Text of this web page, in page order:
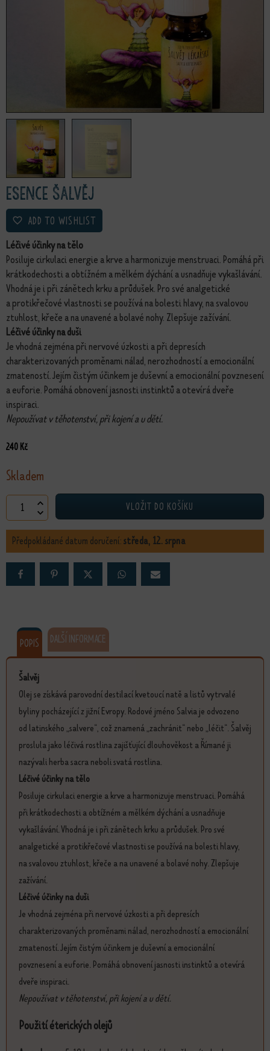
Esence Šalvěj
ADD TO WISHLIST
Léčivé účinky na tělo
Posiluje cirkulaci energie a krve a harmonizuje menstruaci. Pomáhá při
krátkodechosti a obtížném a mělkém dýchání a usnadňuje vykašlávání.
Vhodná je i při zánětech krku a průdušek. Pro své analgetické
a protikřečové vlastnosti se používá na bolesti hlavy, na svalovou
ztuhlost, křeče a na unavené a bolavé nohy. Zlepšuje zažívání.
Léčivé účinky na duši
Je vhodná zejména při nervové úzkosti a při depresích
charakterizovaných proměnami nálad, nerozhodností a emocionální
zmateností. Jejím čistým účinkem je duševní a emocionální povznesení
a euforie. Pomáhá obnovení jasnosti instinktů a otevírá dveře
inspiraci.
Nepoužívat v těhotenství, při kojení a u dětí.
240 Kč
Skladem
Esence Šalvěj množství VLOŽIT DO KOŠÍKU
Předpokládané datum doručení:středa, 12. srpna
POPIS DALŠÍ INFORMACE
Šalvěj
Olej se získává parovodní destilací kvetoucí natě a listů vytrvalé
byliny pocházející z jižní Evropy. Rodové jméno Salvia je odvozeno
od latinského „salvere“, což znamená „zachránit“ nebo „léčit“. Šalvěj
proslula jako léčivá rostlina zajišťující dlouhověkost a Římané ji
nazývali herba sacra neboli svatá rostlina.
Léčivé účinky na tělo
Posiluje cirkulaci energie a krve a harmonizuje menstruaci. Pomáhá
při krátkodechosti a obtížném a mělkém dýchání a usnadňuje
vykašlávání. Vhodná je i při zánětech krku a průdušek. Pro své
analgetické a protikřečové vlastnosti se používá na bolesti hlavy,
na svalovou ztuhlost, křeče a na unavené a bolavé nohy. Zlepšuje
zažívání.
Léčivé účinky na duši
Je vhodná zejména při nervové úzkosti a při depresích
charakterizovaných proměnami nálad, nerozhodností a emocionální
zmateností. Jejím čistým účinkem je duševní a emocionální
povznesení a euforie. Pomáhá obnovení jasnosti instinktů a otevírá
dveře inspiraci.
Nepoužívat v těhotenství, při kojení a u dětí.
Použití éterických olejů